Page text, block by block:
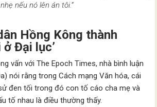
nếu nó lên án tôi.”
Hồng Kông thành
Đại lục’
vấn với The Epoch Times, nhà bình luận
nói rằng trong Cách mạng Văn hóa, cái
đen tối trong đó con tố cáo cha mẹ và
tố nhau là điều thường thấy.